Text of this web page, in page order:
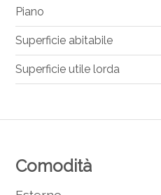
Comodità
Piano
Superficie abitabile
Superficie utile lorda